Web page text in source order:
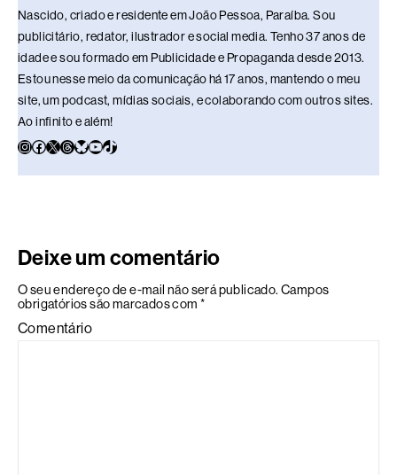
Nascido, criado e residente em João Pessoa, Paraíba. Sou
publicitário, redator, ilustrador e social media. Tenho 37 anos de
idade e sou formado em Publicidade e Propaganda desde 2013.
Estou nesse meio da comunicação há 17 anos, mantendo o meu
site, um podcast, mídias sociais, e colaborando com outros sites.
Ao infinito e além!
Deixe um comentário
O seu endereço de e-mail não será publicado. Campos
obrigatórios são marcados com *
Comentário